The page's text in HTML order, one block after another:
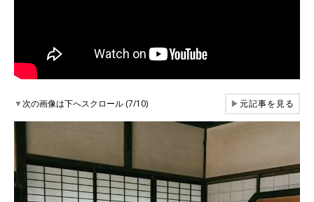
▼次の画像は下へスクロール (7/10) ▶元記事を見る